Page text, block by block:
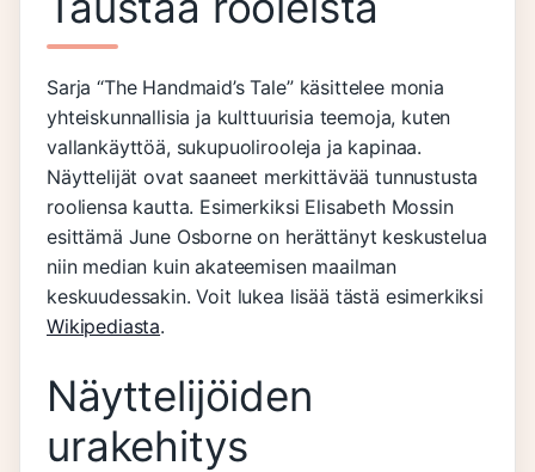
Sarja “The Handmaid’s Tale” käsittelee monia
yhteiskunnallisia ja kulttuurisia teemoja, kuten
vallankäyttöä, sukupuolirooleja ja kapinaa.
Näyttelijät ovat saaneet merkittävää tunnustusta
rooliensa kautta. Esimerkiksi Elisabeth Mossin
esittämä June Osborne on herättänyt keskustelua
niin median kuin akateemisen maailman
keskuudessakin. Voit lukea lisää tästä esimerkiksi
Wikipediasta.
Näyttelijöiden
urakehitys